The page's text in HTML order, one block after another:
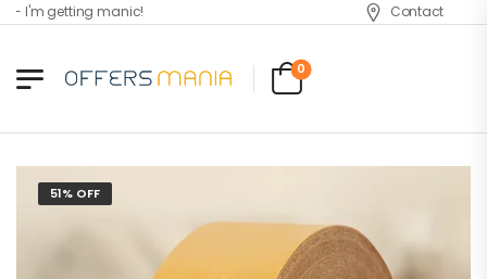
I'm getting manic! Contact
0
51% OFF